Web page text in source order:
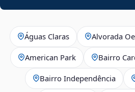
Águas Claras Alvorada
American Park Bairro
Bairro Independência